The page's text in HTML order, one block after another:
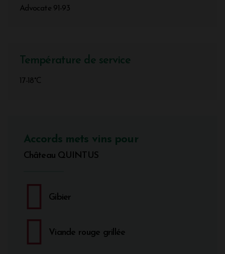
Advocate 91-93
Température de service
17-18°C
Accords mets vins pour
Château QUINTUS
Gibier
Viande rouge grillée